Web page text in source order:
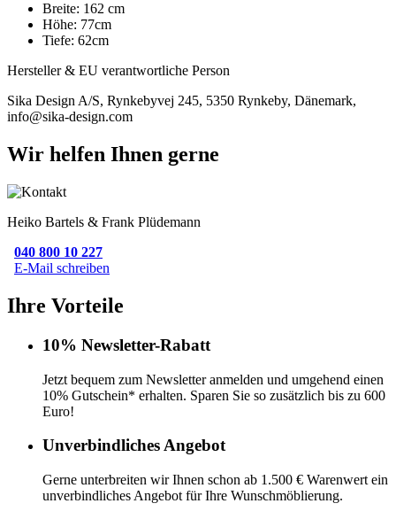
Breite: 162 cm
Höhe: 77cm
Tiefe: 62cm
Hersteller & EU verantwortliche Person
Sika Design A/S, Rynkebyvej 245, 5350 Rynkeby, Dänemark,
info@sika-design.com
Wir helfen Ihnen gerne
Heiko Bartels & Frank Plüdemann
040 800 10 227
E-Mail schreiben
Ihre Vorteile
10% Newsletter-Rabatt
Jetzt bequem zum Newsletter anmelden und umgehend einen
10% Gutschein* erhalten. Sparen Sie so zusätzlich bis zu 600
Euro!
Unverbindliches Angebot
Gerne unterbreiten wir Ihnen schon ab 1.500 € Warenwert ein
unverbindliches Angebot für Ihre Wunschmöblierung.